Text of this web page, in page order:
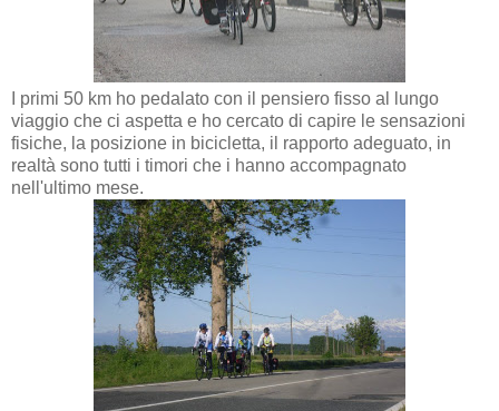
I primi 50 km ho pedalato con il pensiero fisso al lungo
viaggio che ci aspetta e ho cercato di capire le sensazioni
fisiche, la posizione in bicicletta, il rapporto adeguato, in
realtà sono tutti i timori che i hanno accompagnato
nell'ultimo mese.